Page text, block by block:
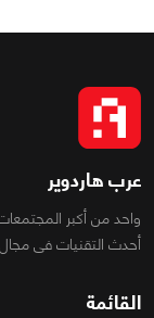
عرب هاردوير
واحد من أكبر
أحدث التقنيات فى مجال
القائمة